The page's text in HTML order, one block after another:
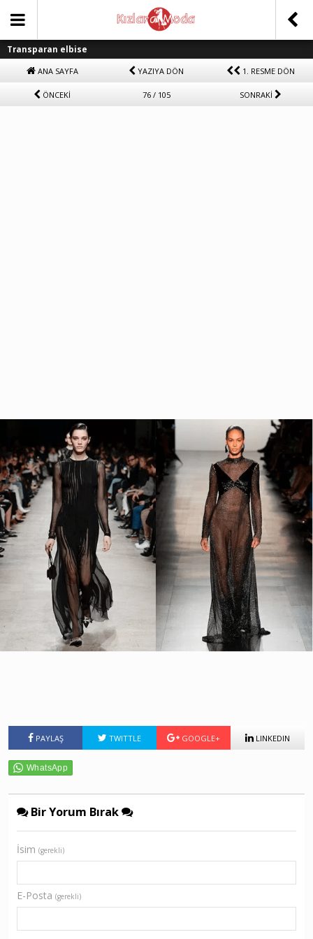
Transparan elbise
ANA SAYFA YAZIYA DÖN 1. RESME DÖN
ÖNCEKİ 76 / 105 SONRAKİ
PAYLAŞ TWITTLE GOOGLE+ LINKEDIN
Bir Yorum Bırak
İsim (gerekli)
E-Posta (gerekli)